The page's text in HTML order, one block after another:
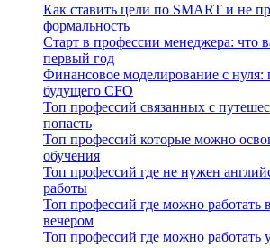
Как ставить цели по SMART и не
формальность
Старт в профессии менеджера: что
первый год
Финансовое моделирование с
будущего CFO
Топ профессий связанных с
попасть
Топ профессий которые можно
обучения
Топ профессий где не нужен
работы
Топ профессий где можно работать
вечером
Топ профессий где можно работать